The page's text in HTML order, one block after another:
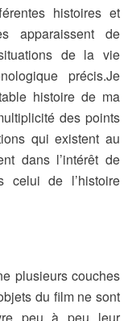
histoires et
apparaissent de
de la vie
précis.Je
histoire de ma
des points
qui existent au
dans l’intérêt de
celui de l’histoire
plusieurs couches
du film ne sont